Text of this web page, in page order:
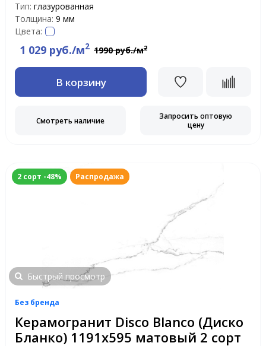
Тип: глазурованная
Толщина: 9 мм
Цвета:
1 029 руб./м2 1990 руб./м2
В корзину
Смотреть наличие
Запросить оптовую
цену
2 сорт -48% Распродажа
Быстрый просмотр
Без бренда
Керамогранит Disco Blanco (Диско
Бланко) 1191x595 матовый 2 сорт